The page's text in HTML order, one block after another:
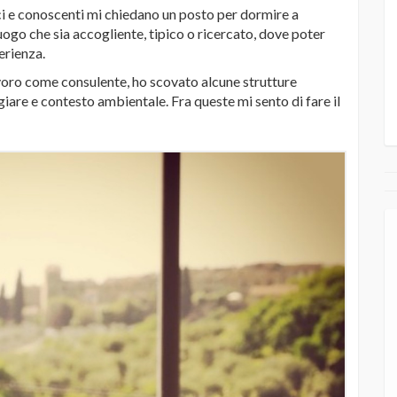
e conoscenti mi chiedano un posto per dormire a
che sia accogliente, tipico o ricercato, dove poter
come consulente, ho scovato alcune strutture
e contesto ambientale. Fra queste mi sento di fare il